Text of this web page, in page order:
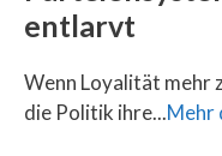
entlarvt
Wenn Loyalität mehr
die Politik ihre...Mehr